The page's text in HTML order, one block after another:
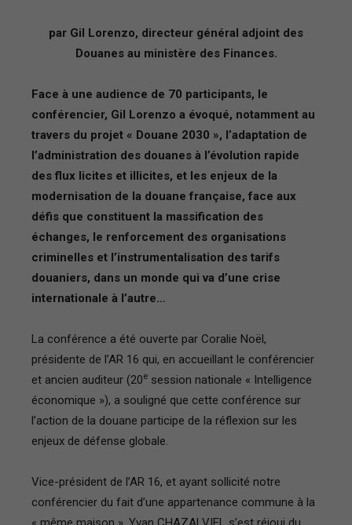
de-
France
par Gil Lorenzo, directeur général adjoint des
Douanes au ministère des Finances.
Face à une audience de 70 participants, le
conférencier, Gil Lorenzo a évoqué, notamment au
travers du projet « Douane 2030 », l’adaptation de
l’administration des douanes à l’évolution rapide
des flux licites et illicites, et les enjeux de la
modernisation de la douane française, face aux
défis que constituent la massification des
échanges, le renforcement des organisations
criminelles et l’instrumentalisation des tarifs
douaniers, dans un monde qui va d’une crise
internationale à l’autre…
La conférence a été ouverte par Coralie Noël,
présidente de l’AR 16 qui, en accueillant le conférencier
et ancien auditeur (20e session nationale « Intelligence
économique »), a souligné que cette conférence sur
l’action de la douane participe de la réflexion sur les
enjeux de défense globale.
Vice-président de l’AR 16, et ayant sollicité notre
conférencier du fait d’une appartenance commune à la